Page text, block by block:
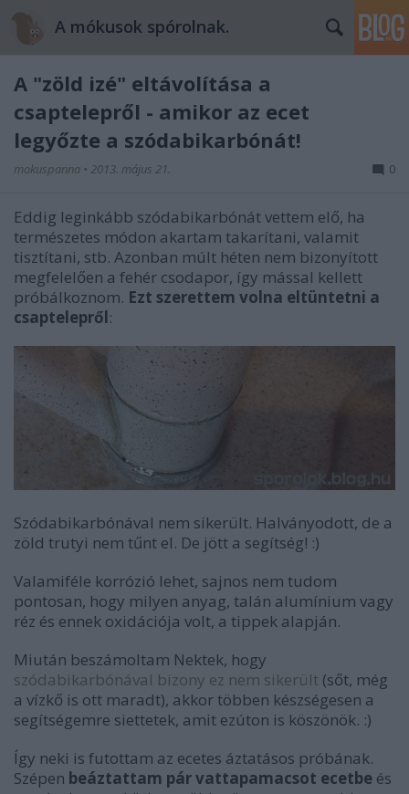
A mókusok spórolnak.
A "zöld izé" eltávolítása a
csaptelepről - amikor az ecet
legyőzte a szódabikarbónát!
mokuspanna • 2013. május 21. 0
Eddig leginkább szódabikarbónát vettem elő, ha
természetes módon akartam takarítani, valamit
tisztítani, stb. Azonban múlt héten nem bizonyított
megfelelően a fehér csodapor, így mással kellett
próbálkoznom. Ezt szerettem volna eltüntetni a
csaptelepről:
Szódabikarbónával nem sikerült. Halványodott, de a
zöld trutyi nem tűnt el. De jött a segítség! :)
Valamiféle korrózió lehet, sajnos nem tudom
pontosan, hogy milyen anyag, talán alumínium vagy
réz és ennek oxidációja volt, a tippek alapján.
Miután beszámoltam Nektek, hogy
szódabikarbónával bizony ez nem sikerült (sőt, még
a vízkő is ott maradt), akkor többen készségesen a
segítségemre siettetek, amit ezúton is köszönök. :)
Így neki is futottam az ecetes áztatásos próbának.
Szépen beáztattam pár vattapamacsot ecetbe és